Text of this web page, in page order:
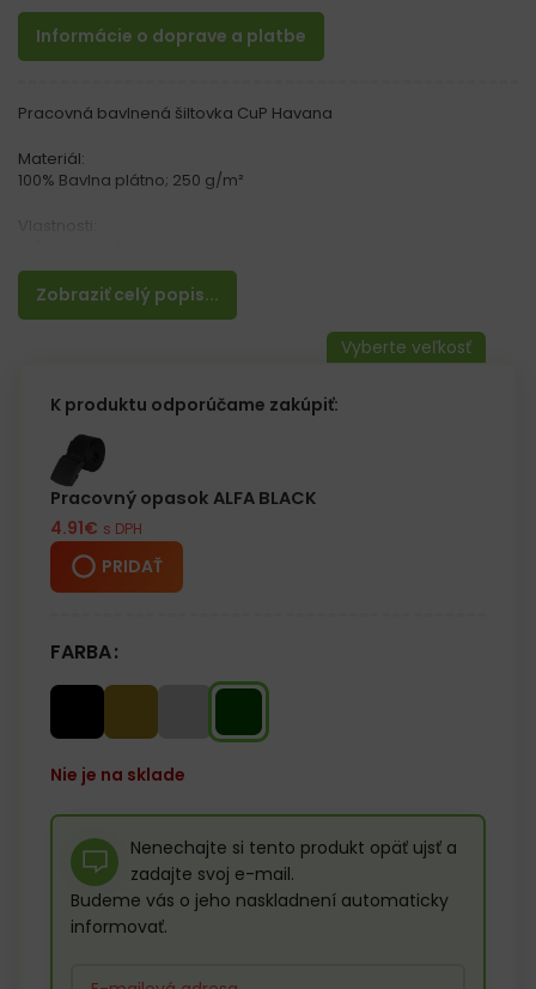
Informácie o doprave a platbe
Zobraziť celý popis...
Pracovná bavlnená šiltovka CuP Havana
Materiál:
100% Bavlna plátno; 250 g/m²
– 3 panely
– Možnosť nastavenia veľkosti suchým zipsom
K produktu odporúčame zakúpiť:
Pracovný opasok ALFA BLACK
4.91€ s DPH
PRIDAŤ
FARBA
Nie je na sklade
Nenechajte si tento produkt opäť ujsť a
zadajte svoj e-mail.
Budeme vás o jeho naskladnení automaticky
informovať.